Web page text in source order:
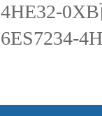
4HE32-
6ES7234-